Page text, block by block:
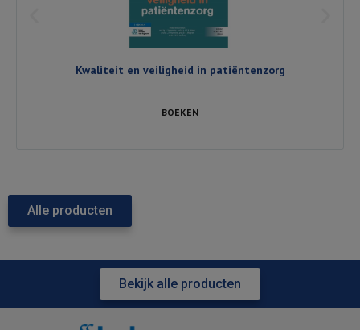
Kwaliteit en veiligheid in patiëntenzorg
BOEKEN
Alle producten
Bekijk alle producten